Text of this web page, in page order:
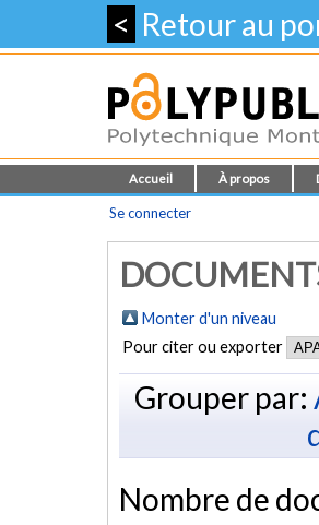
< Retour au
Accueil À propos
Se connecter
Monter d'un niveau
Pour citer ou exporter
Grouper par:
Nombre de